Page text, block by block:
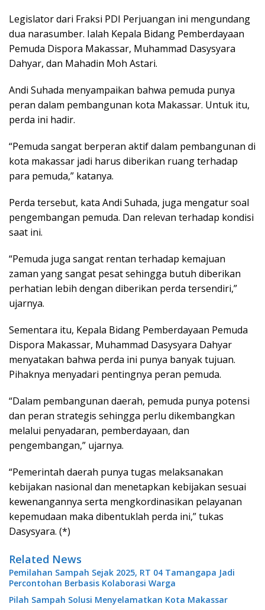
Legislator dari Fraksi PDI Perjuangan ini mengundang
dua narasumber. Ialah Kepala Bidang Pemberdayaan
Pemuda Dispora Makassar, Muhammad Dasysyara
Dahyar, dan Mahadin Moh Astari.
Andi Suhada menyampaikan bahwa pemuda punya
peran dalam pembangunan kota Makassar. Untuk itu,
perda ini hadir.
“Pemuda sangat berperan aktif dalam pembangunan di
kota makassar jadi harus diberikan ruang terhadap
para pemuda,” katanya.
Perda tersebut, kata Andi Suhada, juga mengatur soal
pengembangan pemuda. Dan relevan terhadap kondisi
saat ini.
“Pemuda juga sangat rentan terhadap kemajuan
zaman yang sangat pesat sehingga butuh diberikan
perhatian lebih dengan diberikan perda tersendiri,”
ujarnya.
Sementara itu, Kepala Bidang Pemberdayaan Pemuda
Dispora Makassar, Muhammad Dasysyara Dahyar
menyatakan bahwa perda ini punya banyak tujuan.
Pihaknya menyadari pentingnya peran pemuda.
“Dalam pembangunan daerah, pemuda punya potensi
dan peran strategis sehingga perlu dikembangkan
melalui penyadaran, pemberdayaan, dan
pengembangan,” ujarnya.
“Pemerintah daerah punya tugas melaksanakan
kebijakan nasional dan menetapkan kebijakan sesuai
kewenangannya serta mengkordinasikan pelayanan
kepemudaan maka dibentuklah perda ini,” tukas
Dasysyara. (*)
Related News
Pemilahan Sampah Sejak 2025, RT 04 Tamangapa Jadi
Percontohan Berbasis Kolaborasi Warga
Pilah Sampah Solusi Menyelamatkan Kota Makassar